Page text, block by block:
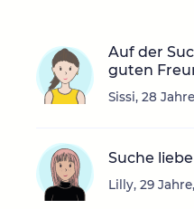
Auf der
guten
Sissi, 28
Suche
Lilly, 29